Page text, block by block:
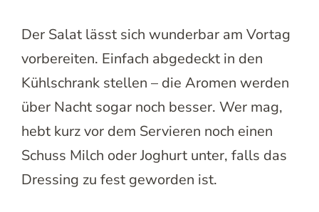
Der Salat lässt sich wunderbar am Vortag
vorbereiten. Einfach abgedeckt in den
Kühlschrank stellen – die Aromen werden
über Nacht sogar noch besser. Wer mag,
hebt kurz vor dem Servieren noch einen
Schuss Milch oder Joghurt unter, falls das
Dressing zu fest geworden ist.